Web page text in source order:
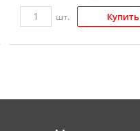
шт. Купить